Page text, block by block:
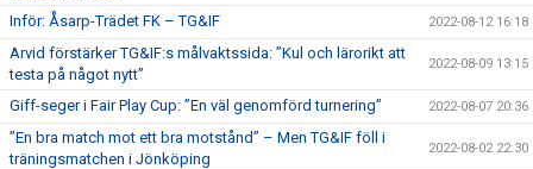
Inför: Åsarp-Trädet FK – TG&IF 2022-08-12 16:18
Arvid förstärker TG&IF:s målvaktssida: ”Kul och lärorikt att
testa på något nytt”
2022-08-09 13:15
Giff-seger i Fair Play Cup: ”En väl genomförd turnering” 2022-08-07 20:36
”En bra match mot ett bra motstånd” – Men TG&IF föll i
träningsmatchen i Jönköping
2022-08-02 22:30